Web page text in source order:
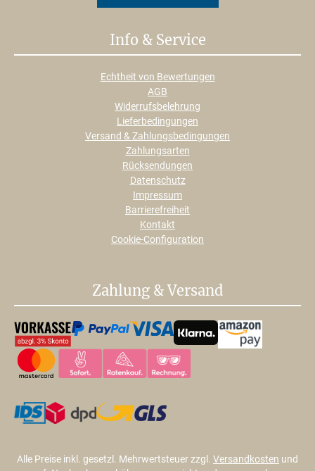
Info & Service
Echtheit von Bewertungen
AGB
Widerrufsbelehrung
Lieferbedingungen
Versand & Zahlungsbedingungen
Zahlungsarten
Rücksendungen
Datenschutz
Impressum
Barrierefreiheit
Kontakt
Cookie-Configuration
Zahlung & Versand
Alle Preise inkl. gesetzl. Mehrwertsteuer zzgl. Versandkosten und